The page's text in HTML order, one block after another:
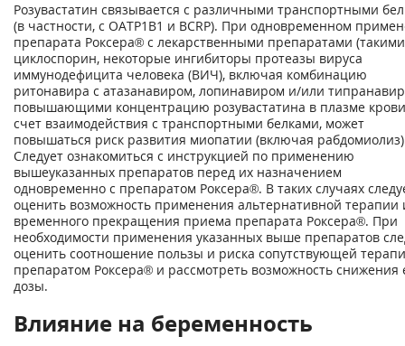
Розувастатин связывается с различными транспортными
(в частности, с ОАТР1В1 и BCRP). При одновременном
препарата Роксера® с лекарственными препаратами
циклоспорин, некоторые ингибиторы протеазы вируса
иммунодефицита человека (ВИЧ), включая комбинацию
ритонавира с атазанавиром, лопинавиром и/или
повышающими концентрацию розувастатина в плазме
счет взаимодействия с транспортными белками, может
повышаться риск развития миопатии (включая
Следует ознакомиться с инструкцией по применению
вышеуказанных препаратов перед их назначением
одновременно с препаратом Роксера®. В таких случаях
оценить возможность применения альтернативной терапии
временного прекращения приема препарата Роксера®. При
необходимости применения указанных выше препаратов
оценить соотношение пользы и риска сопутствующей
препаратом Роксера® и рассмотреть возможность снижения
дозы.
Влияние на беременность